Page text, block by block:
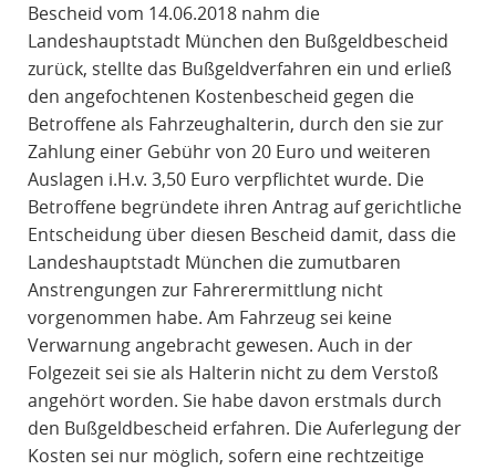
Bescheid vom 14.06.2018 nahm die
Landeshauptstadt München den Bußgeldbescheid
zurück, stellte das Bußgeldverfahren ein und erließ
den angefochtenen Kostenbescheid gegen die
Betroffene als Fahrzeughalterin, durch den sie zur
Zahlung einer Gebühr von 20 Euro und weiteren
Auslagen i.H.v. 3,50 Euro verpflichtet wurde. Die
Betroffene begründete ihren Antrag auf gerichtliche
Entscheidung über diesen Bescheid damit, dass die
Landeshauptstadt München die zumutbaren
Anstrengungen zur Fahrerermittlung nicht
vorgenommen habe. Am Fahrzeug sei keine
Verwarnung angebracht gewesen. Auch in der
Folgezeit sei sie als Halterin nicht zu dem Verstoß
angehört worden. Sie habe davon erstmals durch
den Bußgeldbescheid erfahren. Die Auferlegung der
Kosten sei nur möglich, sofern eine rechtzeitige